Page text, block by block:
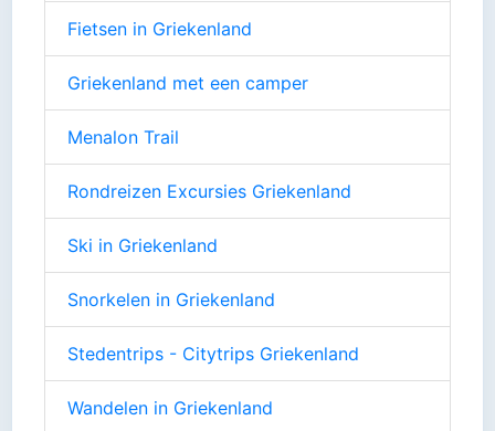
Fietsen in Griekenland
Griekenland met een camper
Menalon Trail
Rondreizen Excursies Griekenland
Ski in Griekenland
Snorkelen in Griekenland
Stedentrips - Citytrips Griekenland
Wandelen in Griekenland